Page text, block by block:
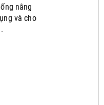
nâng
và cho